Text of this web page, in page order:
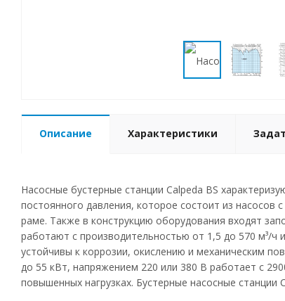
Описание Характеристики
Насосные бустерные станции Calpeda BS
постоянного давления, которое состоит из
раме. Также в конструкцию оборудования входят
работают с производительностью от 1,5 до 570 м³/
устойчивы к коррозии, окислению и механическим
до 55 кВт, напряжением 220 или 380 В работает с
повышенных нагрузках. Бустерные насосные